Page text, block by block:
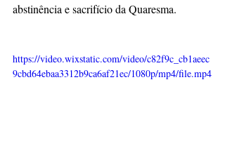
abstinência e sacrifício da Quaresma.
https://video.wixstatic.com/video/c82f9c_cb1aeec
9cbd64ebaa3312b9ca6af21ec/1080p/mp4/file.mp4